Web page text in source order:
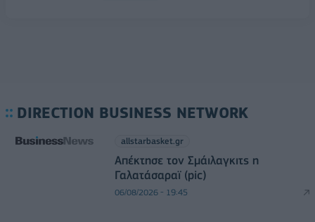
DIRECTION BUSINESS NETWORK
allstarbasket.gr
Απέκτησε τον Σμάιλαγκιτς η
Γαλατάσαραϊ (pic)
06/08/2026 - 19:45